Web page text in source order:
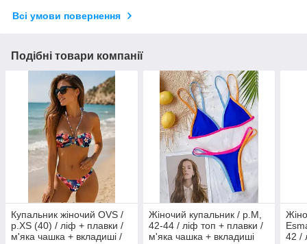
Всі умови повернення
Подібні товари компанії
Купальник жіночий OVS /
р.XS (40) / ліф + плавки /
м'яка чашка + вкладиші /
Жіночий купальник / р.M,
42-44 / ліф топ + плавки /
м'яка чашка + вкладиші
42 /